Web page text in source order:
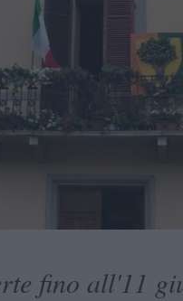
fino all'11